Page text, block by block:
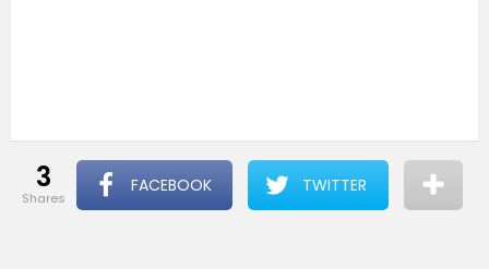
3
shares
FACEBOOK TWITTER